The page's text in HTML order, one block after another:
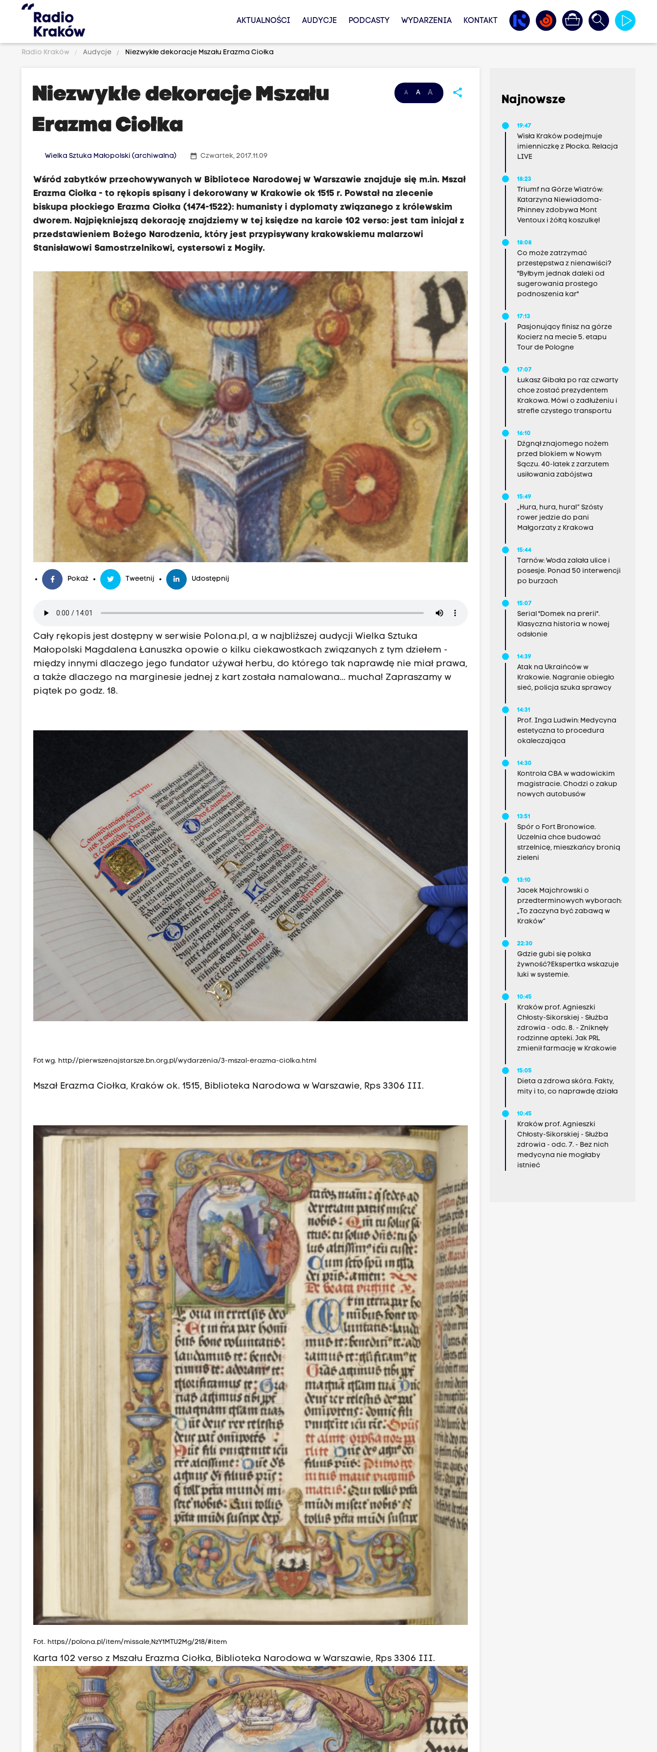
AKTUALNOŚCI AUDYCJE PODCASTY WYDARZENIA KONTAKT
Radio Kraków Audycje Niezwykłe dekoracje Mszału Erazma Ciołka
A A A share
Niezwykłe dekoracje Mszału
Erazma Ciołka
Wielka Sztuka Małopolski (archiwalna) date_range Czwartek, 2017.11.09
Wśród zabytków przechowywanych w Bibliotece Narodowej w Warszawie znajduje się m.in. Mszał
Erazma Ciołka - to rękopis spisany i dekorowany w Krakowie ok 1515 r. Powstał na zlecenie
biskupa płockiego Erazma Ciołka (1474-1522): humanisty i dyplomaty związanego z królewskim
dworem. Najpiękniejszą dekorację znajdziemy w tej księdze na karcie 102 verso: jest tam inicjał z
przedstawieniem Bożego Narodzenia, który jest przypisywany krakowskiemu malarzowi
Stanisławowi Samostrzelnikowi, cystersowi z Mogiły.
Pokaż Tweetnij Udostępnij
Cały rękopis jest dostępny w serwisie Polona.pl, a w najbliższej audycji Wielka Sztuka
Małopolski Magdalena Łanuszka opowie o kilku ciekawostkach związanych z tym dziełem -
między innymi dlaczego jego fundator używał herbu, do którego tak naprawdę nie miał prawa,
a także dlaczego na marginesie jednej z kart została namalowana... mucha! Zapraszamy w
piątek po godz. 18.
Fot wg. http://pierwszenajstarsze.bn.org.pl/wydarzenia/3-mszal-erazma-ciolka.html
Mszał Erazma Ciołka, Kraków ok. 1515, Biblioteka Narodowa w Warszawie, Rps 3306 III.
Fot. https://polona.pl/item/missale,NzY1MTU2Mg/218/#item
Karta 102 verso z Mszału Erazma Ciołka, Biblioteka Narodowa w Warszawie, Rps 3306 III.
Najnowsze
19:47
Wisła Kraków podejmuje
imienniczkę z Płocka. Relacja
LIVE
18:23
Triumf na Górze Wiatrów:
Katarzyna Niewiadoma-
Phinney zdobywa Mont
Ventoux i żółtą koszulkę!
18:08
Co może zatrzymać
przestępstwa z nienawiści?
"Byłbym jednak daleki od
sugerowania prostego
podnoszenia kar"
17:13
Pasjonujący finisz na górze
Kocierz na mecie 5. etapu
Tour de Pologne
17:07
Łukasz Gibała po raz czwarty
chce zostać prezydentem
Krakowa. Mówi o zadłużeniu i
strefie czystego transportu
16:10
Dźgnął znajomego nożem
przed blokiem w Nowym
Sączu. 40-latek z zarzutem
usiłowania zabójstwa
15:49
„Hura, hura, hura!” Szósty
rower jedzie do pani
Małgorzaty z Krakowa
15:44
Tarnów: Woda zalała ulice i
posesje. Ponad 50 interwencji
po burzach
15:07
Serial "Domek na prerii".
Klasyczna historia w nowej
odsłonie
14:39
Atak na Ukraińców w
Krakowie. Nagranie obiegło
sieć, policja szuka sprawcy
14:31
Prof. Inga Ludwin: Medycyna
estetyczna to procedura
okaleczająca
14:30
Kontrola CBA w wadowickim
magistracie. Chodzi o zakup
nowych autobusów
13:51
Spór o Fort Bronowice.
Uczelnia chce budować
strzelnicę, mieszkańcy bronią
zieleni
13:10
Jacek Majchrowski o
przedterminowych wyborach:
„To zaczyna być zabawą w
Kraków”
22:30
Gdzie gubi się polska
żywność?Ekspertka wskazuje
luki w systemie.
10:45
Kraków prof. Agnieszki
Chłosty-Sikorskiej - Służba
zdrowia - odc. 8. - Zniknęły
rodzinne apteki. Jak PRL
zmienił farmację w Krakowie
15:05
Dieta a zdrowa skóra. Fakty,
mity i to, co naprawdę działa
10:45
Kraków prof. Agnieszki
Chłosty-Sikorskiej - Służba
zdrowia - odc. 7. - Bez nich
medycyna nie mogłaby
istnieć